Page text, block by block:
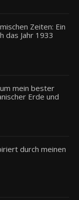
Zeiten: Ein
das Jahr 1933
mein bester
Erde und
durch meinen